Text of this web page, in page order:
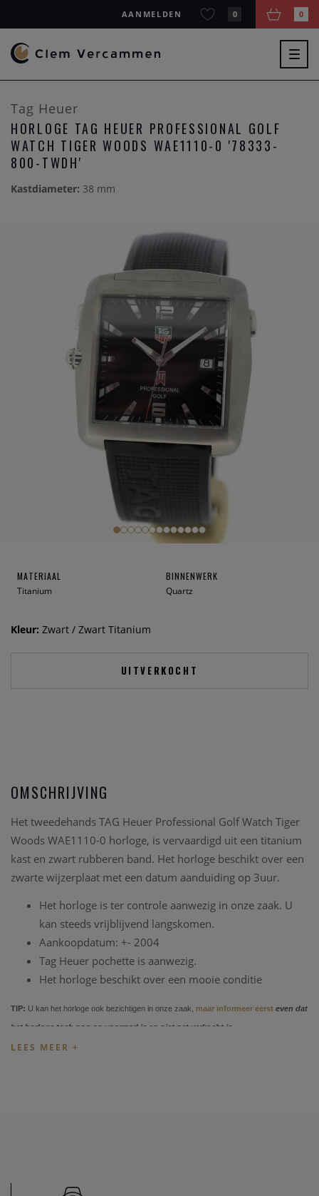
AANMELDEN 0 0
Tag Heuer
HORLOGE TAG HEUER PROFESSIONAL GOLF
WATCH TIGER WOODS WAE1110-0 '78333-
800-TWDH'
Kastdiameter: 38 mm
MATERIAAL
Titanium
BINNENWERK
Quartz
Kleur: Zwart / Zwart Titanium
UITVERKOCHT
OMSCHRIJVING
Het tweedehands TAG Heuer Professional Golf Watch Tiger
Woods WAE1110-0 horloge, is vervaardigd uit een titanium
kast en zwart rubberen band. Het horloge beschikt over een
zwarte wijzerplaat met een datum aanduiding op 3uur.
Het horloge is ter controle aanwezig in onze zaak. U
kan steeds vrijblijvend langskomen.
Aankoopdatum: +- 2004
Tag Heuer pochette is aanwezig.
Het horloge beschikt over een mooie conditie
TIP: U kan het horloge ook bezichtigen in onze zaak, maar informeer eerst even dat
het horloge toch nog op voorraad is en niet net verkocht is.
Heeft u verder vragen ivm de aankoop van dit horloge, kan